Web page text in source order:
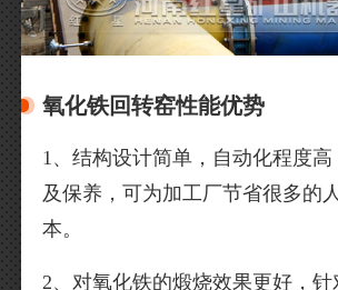
氧化铁回转窑性能优势
1、结构设计简单，自动化程度
及保养，可为加工厂节省很多的
本。
2、对氧化铁的煅烧效果更好，